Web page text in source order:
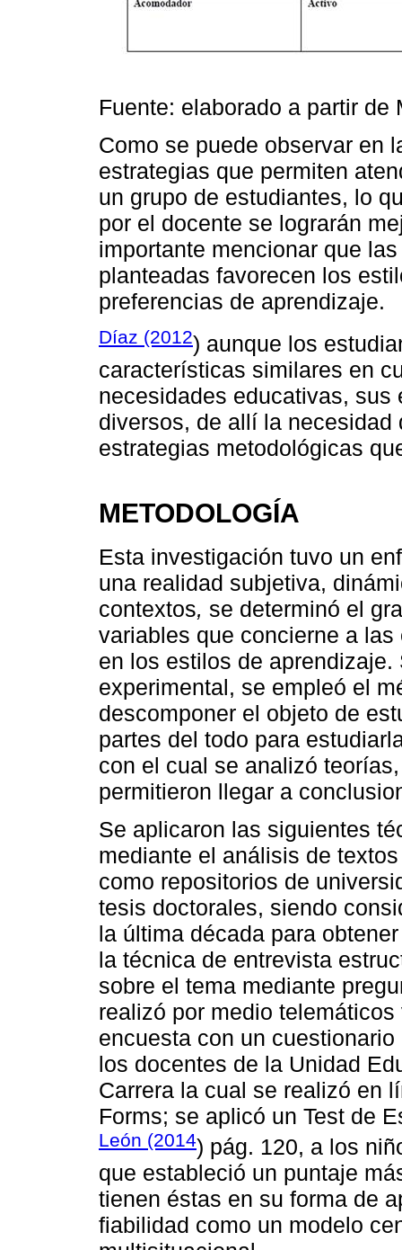
Fuente: elaborado a partir de
Como se puede observar en
estrategias que permiten
un grupo de estudiantes, lo
por el docente se lograrán
importante mencionar que
planteadas favorecen los
preferencias de aprendizaje.
Díaz (2012) aunque los
características similares en
necesidades educativas,
diversos, de allí la necesidad
estrategias metodológicas
METODOLOGÍA
Esta investigación tuvo un
una realidad subjetiva,
contextos, se determinó el
variables que concierne a
en los estilos de
experimental, se empleó el
descomponer el objeto de
partes del todo para
con el cual se analizó
permitieron llegar a
Se aplicaron las siguientes
mediante el análisis de
como repositorios de
tesis doctorales, siendo
la última década para
la técnica de entrevista
sobre el tema mediante
realizó por medio
encuesta con un
los docentes de la Unidad
Carrera la cual se realizó en
Forms; se aplicó un Test de
León (2014) pág. 120, a los
que estableció un puntaje
tienen éstas en su forma de
fiabilidad como un modelo